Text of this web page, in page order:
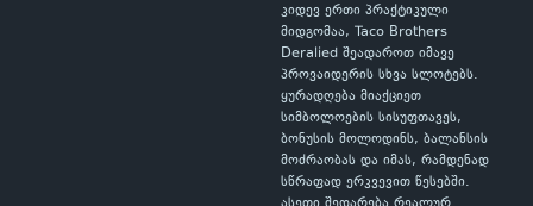
კიდევ ერთი პრაქტიკული
მიდგომაა, Taco Brothers
Deralied შეადაროთ იმავე
პროვაიდერის სხვა სლოტებს.
ყურადღება მიაქციეთ
სიმბოლოების სისუფთავეს,
ბონუსის მოლოდინს, ბალანსის
მოძრაობას და იმას, რამდენად
სწრაფად ერკვევით წესებში.